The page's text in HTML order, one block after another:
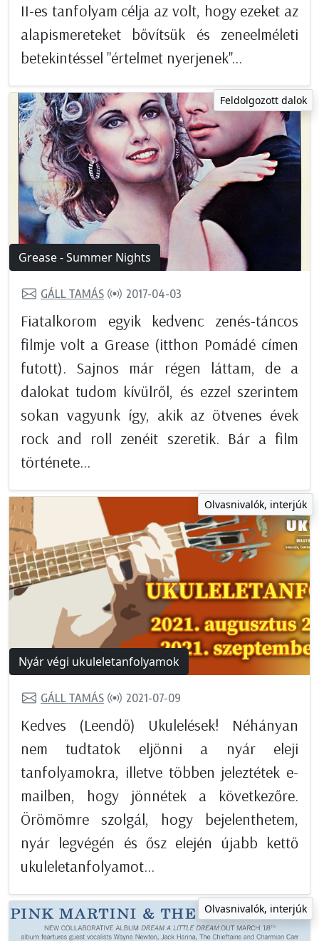
II-es tanfolyam célja az volt, hogy ezeket az
alapismereteket bővítsük és zeneelméleti
betekintéssel "értelmet nyerjenek"...
Feldolgozott dalok
Grease - Summer Nights
GÁLL TAMÁS 2017-04-03
Fiatalkorom egyik kedvenc zenés-táncos
filmje volt a Grease (itthon Pomádé címen
futott). Sajnos már régen láttam, de a
dalokat tudom kívülről, és ezzel szerintem
sokan vagyunk így, akik az ötvenes évek
rock and roll zenéit szeretik. Bár a film
története...
Olvasnivalók, interjúk
Nyár végi ukuleletanfolyamok
GÁLL TAMÁS 2021-07-09
Kedves (Leendő) Ukulelések! Néhányan
nem tudtatok eljönni a nyár eleji
tanfolyamokra, illetve többen jeleztétek e-
mailben, hogy jönnétek a következőre.
Örömömre szolgál, hogy bejelenthetem,
nyár legvégén és ősz elején újabb kettő
ukuleletanfolyamot...
Olvasnivalók, interjúk